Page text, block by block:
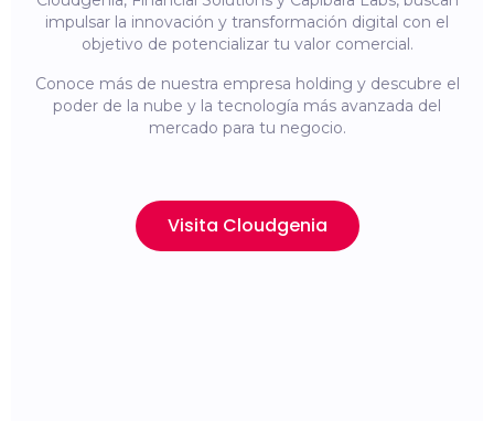
impulsar la innovación y transformación digital con el
objetivo de potencializar tu valor comercial.
Conoce más de nuestra empresa holding y descubre el
poder de la nube y la tecnología más avanzada del
mercado para tu negocio.
Visita Cloudgenia